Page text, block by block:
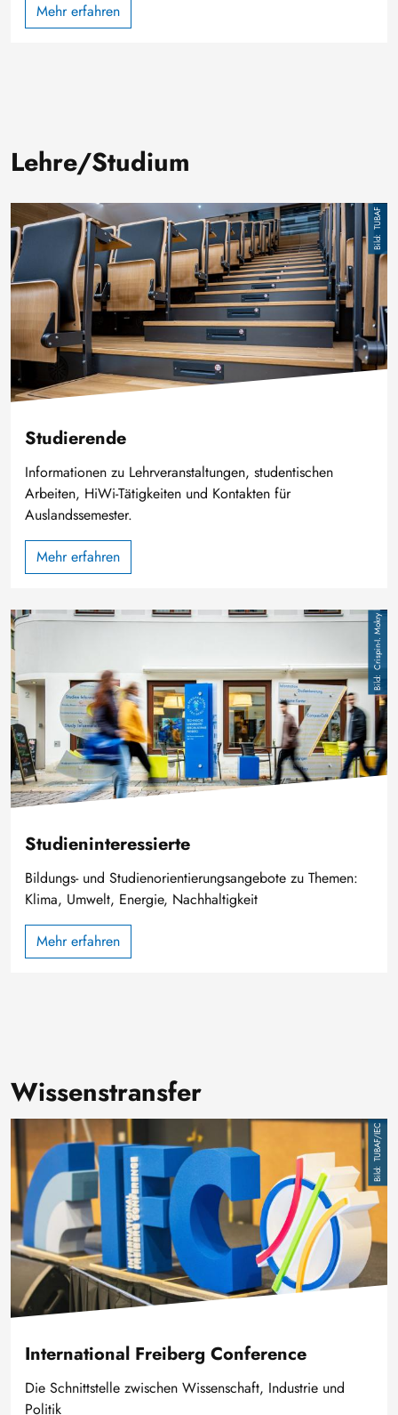
Mehr erfahren
Lehre/Studium
Bild TUBAF
Studierende
Informationen zu Lehrveranstaltungen, studentischen
Arbeiten, HiWi-Tätigkeiten und Kontakten für
Auslandssemester.
Mehr erfahren
Bild Crispin-I. Mokry
Studieninteressierte
Bildungs- und Studienorientierungsangebote zu Themen:
Klima, Umwelt, Energie, Nachhaltigkeit
Mehr erfahren
Wissenstransfer
Bild TUBAF/IEC
International Freiberg Conference
Die Schnittstelle zwischen Wissenschaft, Industrie und
Politik